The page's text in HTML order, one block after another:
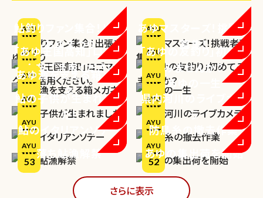
AYU
63
鮎釣りファン集合！出張
あゆまつり
AYU
62
あゆマスターズ！挑戦者
募集！
AYU
61
「あゆ王国高知」ロゴマ
ークをご活用ください。
AYU
「あゆの友釣り」初めて
みませんか？
AYU
あゆ漁を支える箱メガ
ネ
AYU
58
あゆの一生
AYU
鮎の子供が生まれまし
た！
AYU
県内河川のライブカメ
ラ
AYU
55
鮎のイタリアンソテー AYU
54
防鳥糸の撤去作業
AYU
53
落ち鮎漁解禁 AYU
52
あゆの集出荷を開始
さらに表示